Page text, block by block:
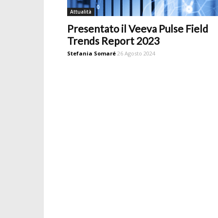
Attualità
Presentato il Veeva Pulse Field
Trends Report 2023
Stefania Somaré 26 Agosto 2024